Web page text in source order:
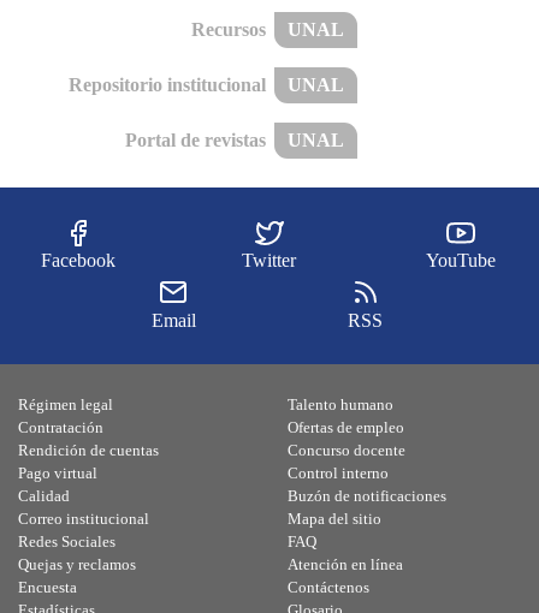
Recursos UNAL
Repositorio institucional UNAL
Portal de revistas UNAL
Facebook Twitter YouTube
Email RSS
Régimen legal
Contratación
Rendición de cuentas
Pago virtual
Calidad
Talento humano
Ofertas de empleo
Concurso docente
Control interno
Buzón de notificaciones
Correo institucional
Redes Sociales
Quejas y reclamos
Encuesta
Mapa del sitio
FAQ
Atención en línea
Contáctenos